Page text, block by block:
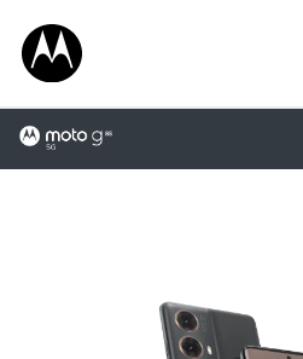
Battery Camera